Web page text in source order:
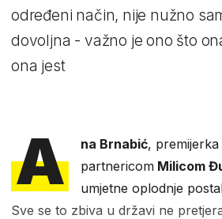
određeni način, nije nužno
dovoljna - važno je ono što
ona jest
A na Brnabić,
partnericom Milicom
umjetne oplodnje
Sve se to zbiva u državi ne